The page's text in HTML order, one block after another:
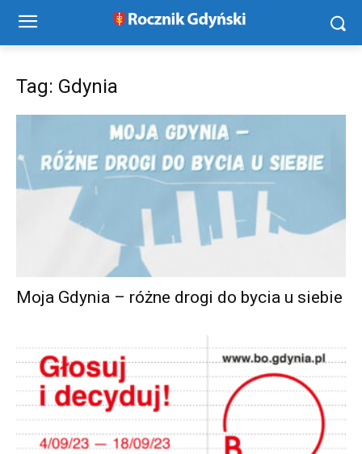
Tag: Gdynia
Moja Gdynia – różne drogi do bycia u siebie